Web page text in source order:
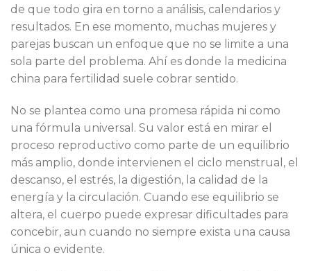
de que todo gira en torno a análisis, calendarios y
resultados. En ese momento, muchas mujeres y
parejas buscan un enfoque que no se limite a una
sola parte del problema. Ahí es donde la medicina
china para fertilidad suele cobrar sentido.
No se plantea como una promesa rápida ni como
una fórmula universal. Su valor está en mirar el
proceso reproductivo como parte de un equilibrio
más amplio, donde intervienen el ciclo menstrual, el
descanso, el estrés, la digestión, la calidad de la
energía y la circulación. Cuando ese equilibrio se
altera, el cuerpo puede expresar dificultades para
concebir, aun cuando no siempre exista una causa
única o evidente.